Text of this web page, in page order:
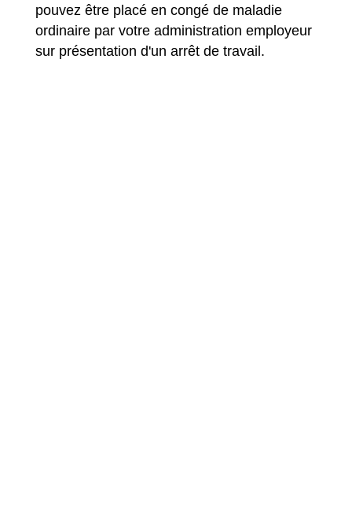
pouvez être placé en congé de maladie
ordinaire par votre administration employeur
sur présentation d'un arrêt de travail.